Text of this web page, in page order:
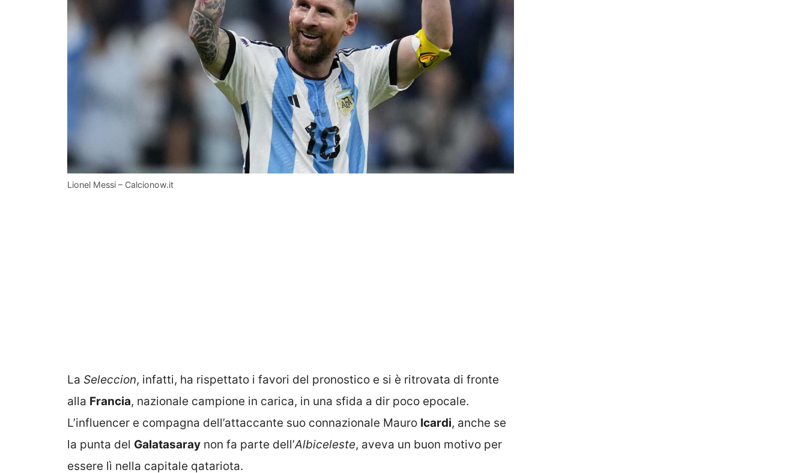
Lionel Messi – Calcionow.it
La Seleccion, infatti, ha rispettato i favori del pronostico e si è ritrovata di fronte
alla Francia, nazionale campione in carica, in una sfida a dir poco epocale.
L’influencer e compagna dell’attaccante suo connazionale Mauro Icardi, anche se
la punta del Galatasaray non fa parte dell’Albiceleste, aveva un buon motivo per
essere lì nella capitale qatariota.